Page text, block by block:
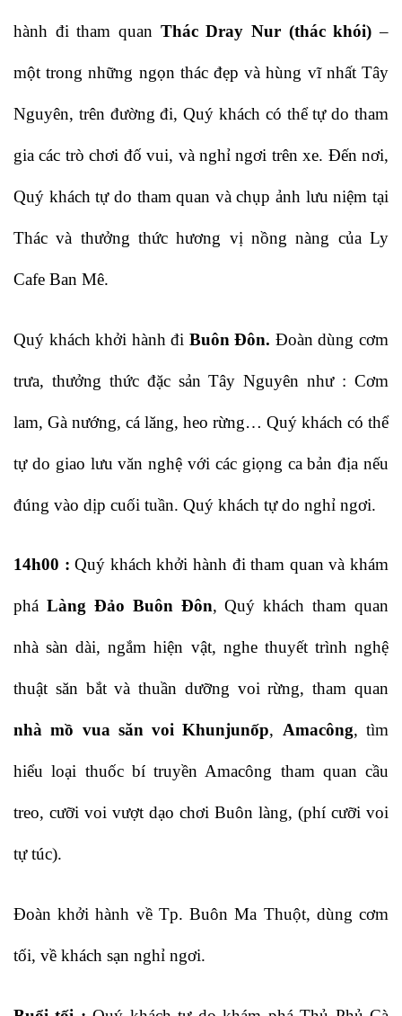
hành đi tham quan Thác Dray Nur (thác khói) –
một trong những ngọn thác đẹp và hùng vĩ nhất Tây
Nguyên, trên đường đi, Quý khách có thể tự do tham
gia các trò chơi đố vui, và nghỉ ngơi trên xe. Đến nơi,
Quý khách tự do tham quan và chụp ảnh lưu niệm tại
Thác và thưởng thức hương vị nồng nàng của Ly
Cafe Ban Mê.
Quý khách khởi hành đi Buôn Đôn. Đoàn dùng cơm
trưa, thưởng thức đặc sản Tây Nguyên như : Cơm
lam, Gà nướng, cá lăng, heo rừng… Quý khách có thể
tự do giao lưu văn nghệ với các giọng ca bản địa nếu
đúng vào dịp cuối tuần. Quý khách tự do nghỉ ngơi.
14h00 : Quý khách khởi hành đi tham quan và khám
phá Làng Đảo Buôn Đôn, Quý khách tham quan
nhà sàn dài, ngắm hiện vật, nghe thuyết trình nghệ
thuật săn bắt và thuần dưỡng voi rừng, tham quan
nhà mồ vua săn voi Khunjunốp, Amacông, tìm
hiểu loại thuốc bí truyền Amacông tham quan cầu
treo, cưỡi voi vượt dạo chơi Buôn làng, (phí cưỡi voi
tự túc).
Đoàn khởi hành về Tp. Buôn Ma Thuột, dùng cơm
tối, về khách sạn nghỉ ngơi.